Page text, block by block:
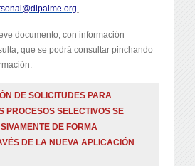
org
documento, con información
que se podrá consultar pinchando
DE SOLICITUDES PARA
PROCESOS SELECTIVOS SE
DE FORMA
DE LA NUEVA APLICACIÓN